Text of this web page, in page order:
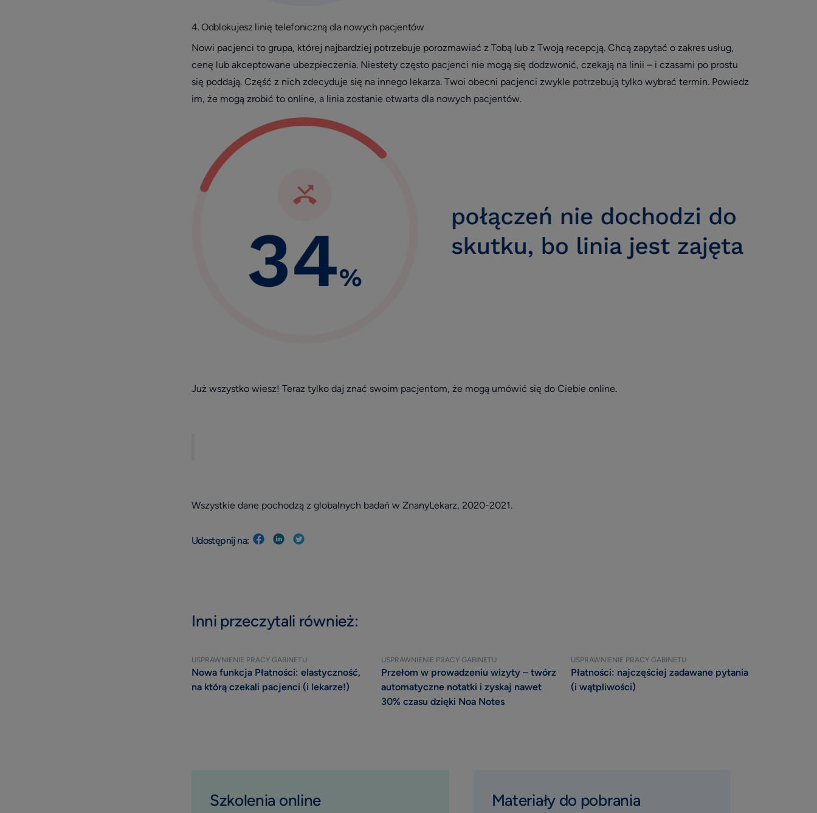
4. Odblokujesz linię telefoniczną dla nowych pacjentów
Nowi pacjenci to grupa, której najbardziej potrzebuje porozmawiać z Tobą lub z Twoją recepcją. Chcą zapytać o zakres usług,
cenę lub akceptowane ubezpieczenia. Niestety często pacjenci nie mogą się dodzwonić, czekają na linii – i czasami po prostu
się poddają. Część z nich zdecyduje się na innego lekarza. Twoi obecni pacjenci zwykle potrzebują tylko wybrać termin. Powiedz
im, że mogą zrobić to online, a linia zostanie otwarta dla nowych pacjentów.
Już wszystko wiesz! Teraz tylko daj znać swoim pacjentom, że mogą umówić się do Ciebie online.
Wszystkie dane pochodzą z globalnych badań w ZnanyLekarz, 2020-2021.
Udostępnij na:
Inni przeczytali również:
USPRAWNIENIE PRACY GABINETU
Nowa funkcja Płatności: elastyczność,
na którą czekali pacjenci (i lekarze!)
USPRAWNIENIE PRACY GABINETU
Przełom w prowadzeniu wizyty – twórz
automatyczne notatki i zyskaj nawet
30% czasu dzięki Noa Notes
USPRAWNIENIE PRACY GABINETU
Płatności: najczęściej zadawane pytania
(i wątpliwości)
Szkolenia online Materiały do pobrania